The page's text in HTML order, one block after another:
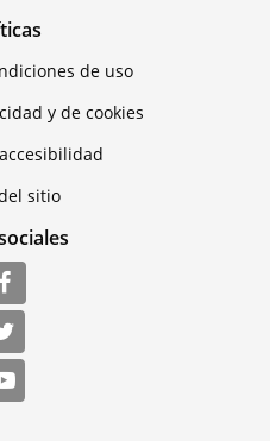
de uso
y de cookies
sitio